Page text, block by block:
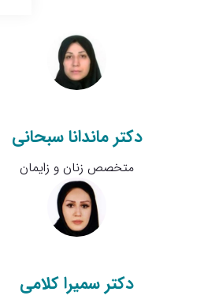
دکتر ماندانا سبحانی
متخصص زنان و زایمان
دکتر سمیرا کلامی